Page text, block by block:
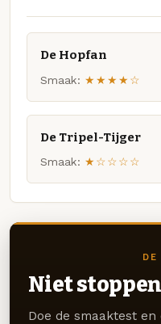
De Hopfan
Smaak: ★★★★☆
De Tripel-Tijger
Smaak: ★☆☆☆☆
Niet
Doe de smaaktest